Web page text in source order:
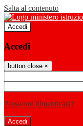
Salta al contenuto
Accedi
Accedi
button close ×
Password dimenticata?